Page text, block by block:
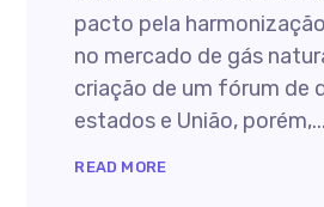
pacto pela
no mercado de gás
criação de um fórum de
estados e União, porém,...
READ MORE